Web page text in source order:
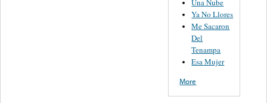
Una Nube
Ya No Llores
Me Sacaron
Del
Tenampa
Esa Mujer
More